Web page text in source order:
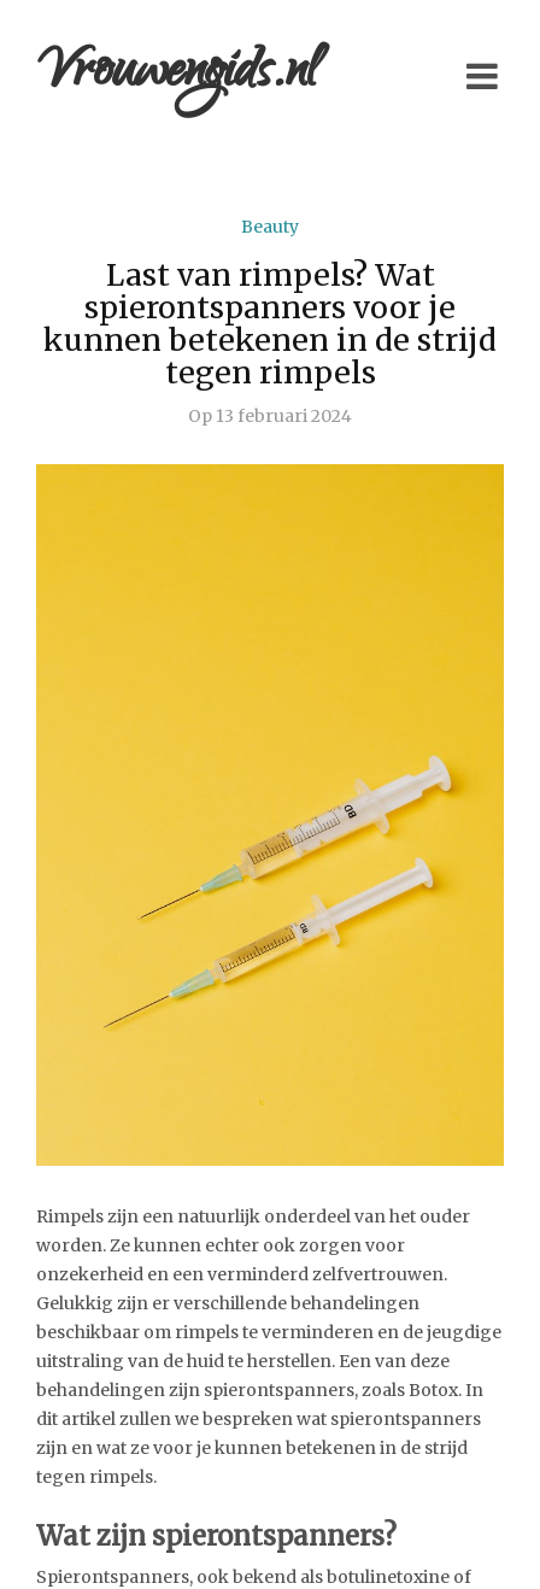
Vrouwengids.nl
Beauty
Last van rimpels? Wat
spierontspanners voor je
kunnen betekenen in de strijd
tegen rimpels
Op 13 februari 2024
Rimpels zijn een natuurlijk onderdeel van het ouder
worden. Ze kunnen echter ook zorgen voor
onzekerheid en een verminderd zelfvertrouwen.
Gelukkig zijn er verschillende behandelingen
beschikbaar om rimpels te verminderen en de jeugdige
uitstraling van de huid te herstellen. Een van deze
behandelingen zijn spierontspanners, zoals Botox. In
dit artikel zullen we bespreken wat spierontspanners
zijn en wat ze voor je kunnen betekenen in de strijd
tegen rimpels.
Wat zijn spierontspanners?
Spierontspanners, ook bekend als botulinetoxine of